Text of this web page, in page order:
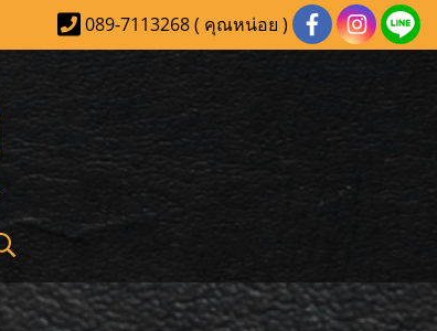
089-7113268 ( คุณหน่อย )